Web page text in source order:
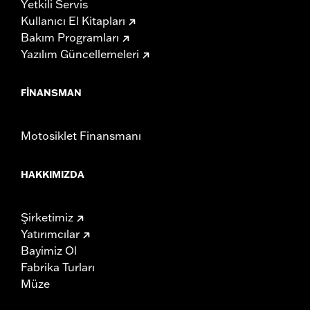
Yetkili Servis
Kullanıcı El Kitapları
Bakım Programları
Yazılım Güncellemeleri
FINANSMAN
Motosiklet Finansmanı
HAKKIMIZDA
Şirketimiz
Yatırımcılar
Bayimiz Ol
Fabrika Turları
Müze